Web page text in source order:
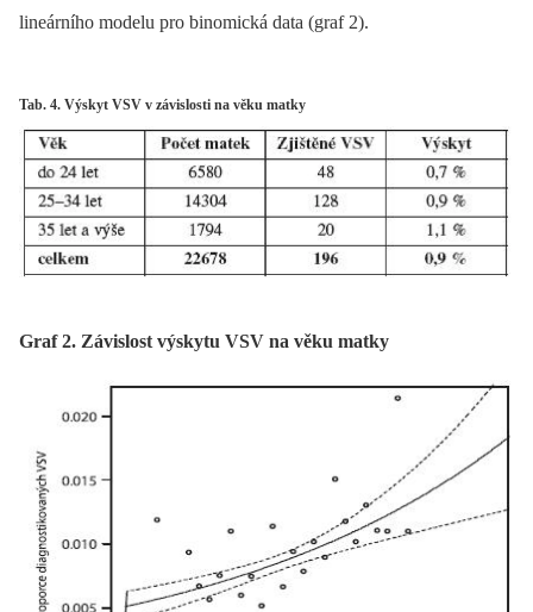
lineárního modelu pro binomická data (graf 2).
Tab. 4. Výskyt VSV v závislosti na věku matky
Graf 2. Závislost výskytu VSV na věku matky